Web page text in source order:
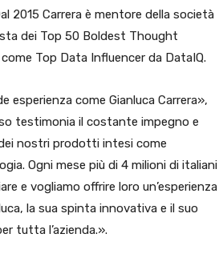
2015 Carrera è mentore della società
dei Top 50 Boldest Thought
Top Data Influencer da DataIQ.
esperienza come Gianluca Carrera»,
testimonia il costante impegno e
nostri prodotti intesi come
Ogni mese più di 4 milioni di italiani
e vogliamo offrire loro un’esperienza
la sua spinta innovativa e il suo
tutta l’azienda.».